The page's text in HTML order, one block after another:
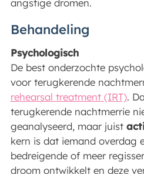
Behandeling
Psychologisch
De best onderzochte
voor terugkerende
rehearsal treatment (IRT).
terugkerende nachtmerrie
geanalyseerd, maar juist
kern is dat iemand overdag
bedreigende of meer
droom ontwikkelt en deze